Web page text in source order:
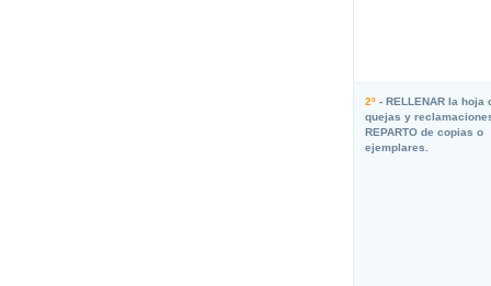
2º - RELLENAR la hoja
quejas y
REPARTO de copias o
ejemplares.